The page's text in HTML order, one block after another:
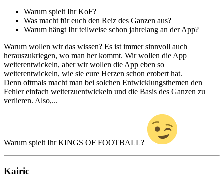
Warum spielt Ihr KoF?
Was macht für euch den Reiz des Ganzen aus?
Warum hängt Ihr teilweise schon jahrelang an der App?
Warum wollen wir das wissen? Es ist immer sinnvoll auch
herauszukriegen, wo man her kommt. Wir wollen die App
weiterentwickeln, aber wir wollen die App eben so
weiterentwickeln, wie sie eure Herzen schon erobert hat.
Denn oftmals macht man bei solchen Entwicklungsthemen den
Fehler einfach weiterzuentwickeln und die Basis des Ganzen zu
verlieren. Also,...
Warum spielt Ihr KINGS OF FOOTBALL?
Kairic